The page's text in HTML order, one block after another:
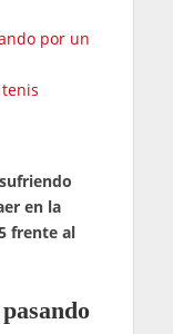
por un
en la
frente al